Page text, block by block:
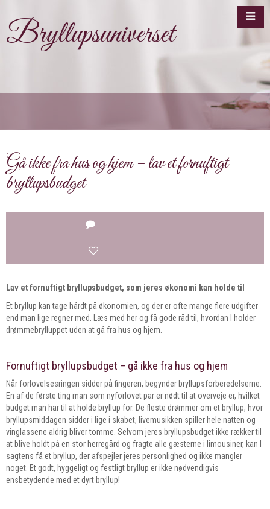
Bryllupsuniverset
Gå ikke fra hus og hjem – lav et fornuftigt
bryllupsbudget
Lav et fornuftigt bryllupsbudget, som jeres økonomi kan holde til
Et bryllup kan tage hårdt på økonomien, og der er ofte mange flere udgifter
end man lige regner med. Læs med her og få gode råd til, hvordan I holder
drømmebrylluppet uden at gå fra hus og hjem.
Fornuftigt bryllupsbudget – gå ikke fra hus og hjem
Når forlovelsesringen sidder på fingeren, begynder bryllupsforberedelserne.
En af de første ting man som nyforlovet par er nødt til at overveje er, hvilket
budget man har til at holde bryllup for. De fleste drømmer om et bryllup, hvor
bryllupsmiddagen sidder i lige i skabet, livemusikken spiller hele natten og
vinglassene aldrig bliver tomme. Selvom jeres bryllupsbudget ikke rækker til
at blive holdt på en stor herregård og fragte alle gæsterne i limousiner, kan I
sagtens få et bryllup, der afspejler jeres personlighed og ikke mangler
noget. Et godt, hyggeligt og festligt bryllup er ikke nødvendigvis
ensbetydende med et dyrt bryllup!